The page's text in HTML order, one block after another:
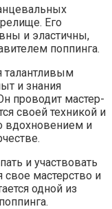
Его
и эластичны,
поппинга.
талантливым
и знания
проводит мастер-
своей техникой и
вдохновением и
и участвовать
свое мастерство и
одной из